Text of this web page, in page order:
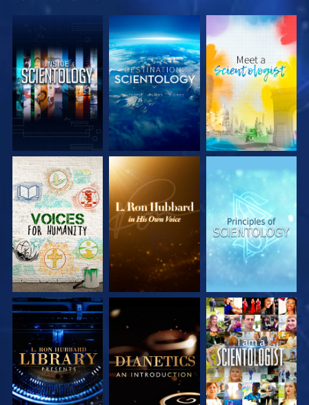
SERIE
ENTDECKEN
SERIE
ENTDECKEN
SERIE
ENTDECKEN
SERIE
ENTDECKEN
ENTDECKEN
ANSEHEN